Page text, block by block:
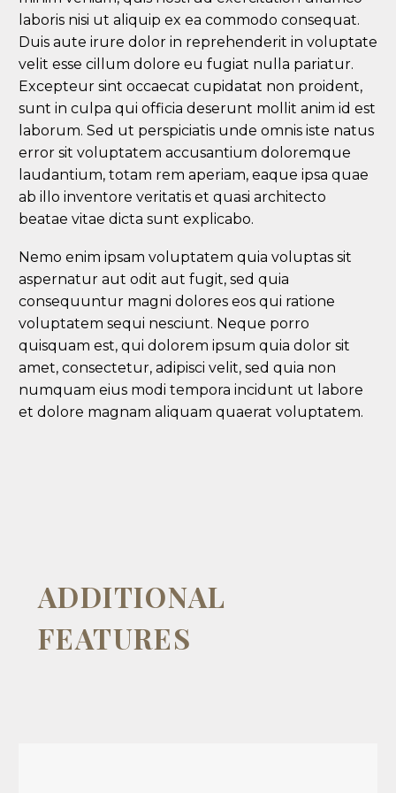
laboris nisi ut aliquip ex ea commodo consequat.
Duis aute irure dolor in reprehenderit in voluptate
velit esse cillum dolore eu fugiat nulla pariatur.
Excepteur sint occaecat cupidatat non proident,
sunt in culpa qui officia deserunt mollit anim id est
laborum. Sed ut perspiciatis unde omnis iste natus
error sit voluptatem accusantium doloremque
laudantium, totam rem aperiam, eaque ipsa quae
ab illo inventore veritatis et quasi architecto
beatae vitae dicta sunt explicabo.
Nemo enim ipsam voluptatem quia voluptas sit
aspernatur aut odit aut fugit, sed quia
consequuntur magni dolores eos qui ratione
voluptatem sequi nesciunt. Neque porro
quisquam est, qui dolorem ipsum quia dolor sit
amet, consectetur, adipisci velit, sed quia non
numquam eius modi tempora incidunt ut labore
et dolore magnam aliquam quaerat voluptatem.
ADDITIONAL
FEATURES